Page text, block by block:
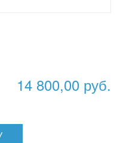
14 800,00 руб.